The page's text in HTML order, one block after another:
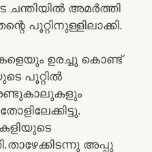
ചന്തിയിൽ അമർത്തി
പൂറ്റിനുള്ളിലാക്കി.
ഉരച്ചു കൊണ്ട്
പൂറ്റിൽ
അപ്പു